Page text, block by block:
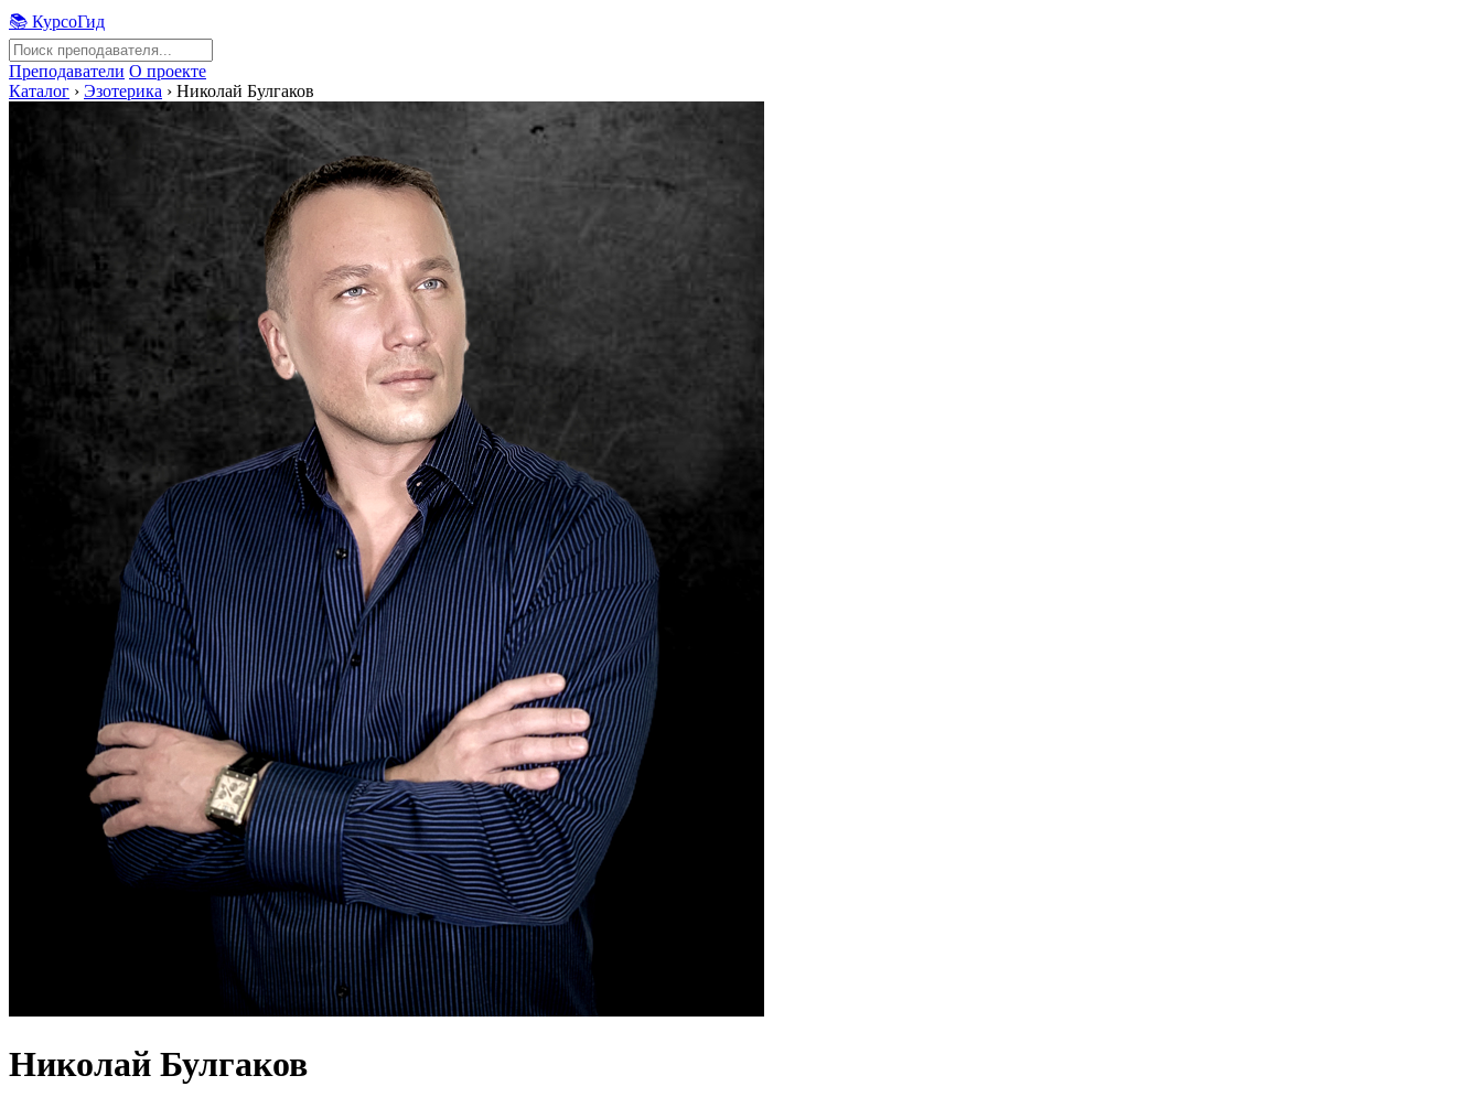
📚 КурсоГид
Преподаватели О проекте
Каталог › Эзотерика › Николай Булгаков
Николай Булгаков